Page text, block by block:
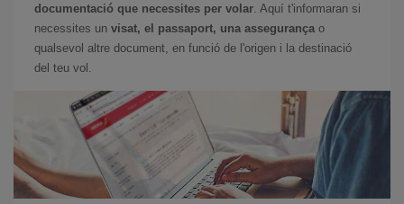
documentació que necessites per volar. Aquí t'informaran si
necessites un visat, el passaport, una assegurança o
qualsevol altre document, en funció de l'origen i la destinació
del teu vol.